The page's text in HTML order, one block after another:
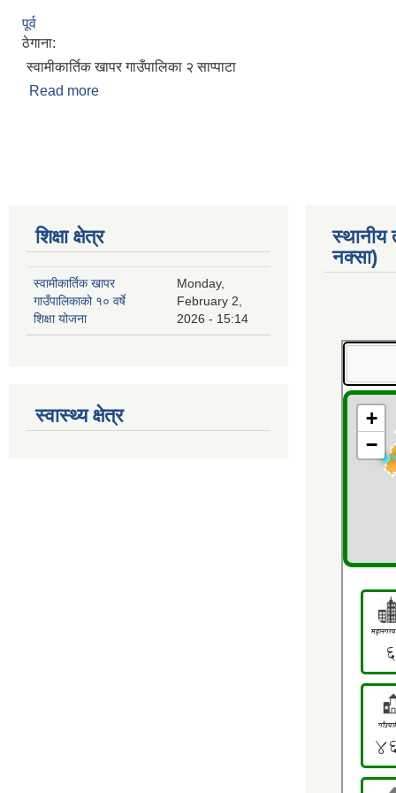
पूर्व
ठेगाना:
स्वामीकार्तिक खापर गाउँपालिका २ साप्पाटा
Read more
शिक्षा क्षेत्र
स्वामीकार्तिक खापर
गाउँपालिकाको १० वर्षे
शिक्षा योजना
Monday,
February 2,
2026 - 15:14
स्वास्थ्य क्षेत्र
स्थानीय
नक्सा)